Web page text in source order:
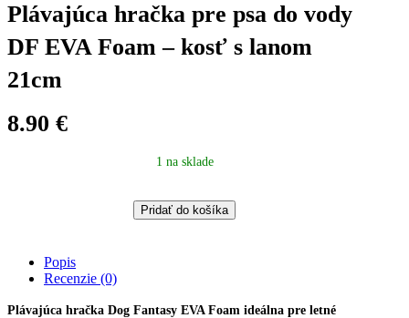
Plávajúca hračka pre psa do vody
DF EVA Foam – kosť s lanom
21cm
8.90 €
1 na sklade
Plávajúca
hračka
DF
Pridať do košíka
Popis
Recenzie (0)
Plávajúca hračka Dog Fantasy EVA Foam ideálna pre letné